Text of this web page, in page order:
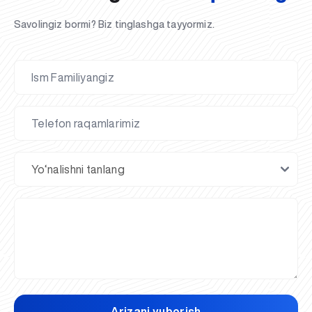
Savolingiz bormi? Biz tinglashga tayyormiz.